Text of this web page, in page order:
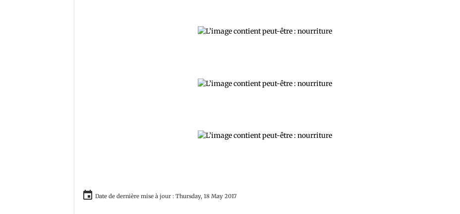
Date de dernière mise à jour : Thursday, 18 May 2017